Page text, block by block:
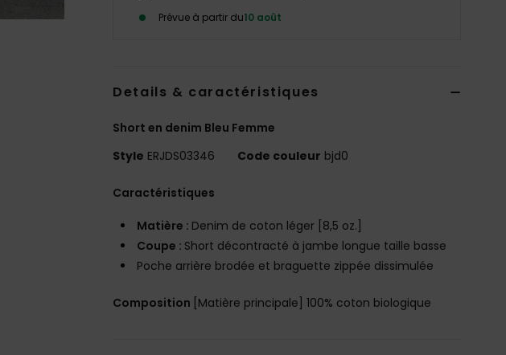
Prévue à partir du10 août
Details & caractéristiques
Short en denim Bleu Femme
Style ERJDS03346 Code couleur bjd0
Caractéristiques
Matière : Denim de coton léger [8,5 oz.]
Coupe : Short décontracté à jambe longue taille basse
Poche arrière brodée et braguette zippée dissimulée
Composition [Matière principale] 100% coton biologique